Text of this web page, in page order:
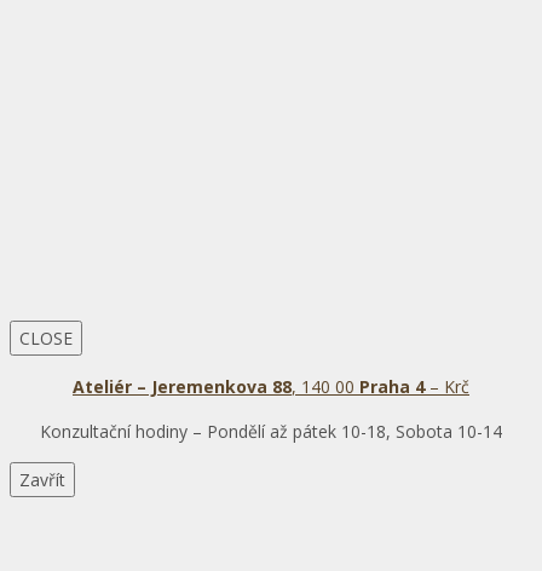
CLOSE
Ateliér – Jeremenkova 88, 140 00 Praha 4– Krč
Konzultační hodiny – Pondělí až pátek 10-18, Sobota 10-14
Zavřít